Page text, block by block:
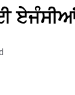
ਏਜੰਸੀਆਂ